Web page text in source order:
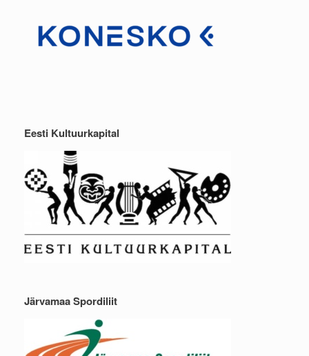
Eesti Kultuurkapital
Järvamaa Spordiliit